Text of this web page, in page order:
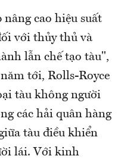
cao hiệu suất
với thủy thủ và
lẫn chế tạo tàu",
tới, Rolls-Royce
tàu không người
các hải quân hàng
tàu điều khiển
lái. Với kinh